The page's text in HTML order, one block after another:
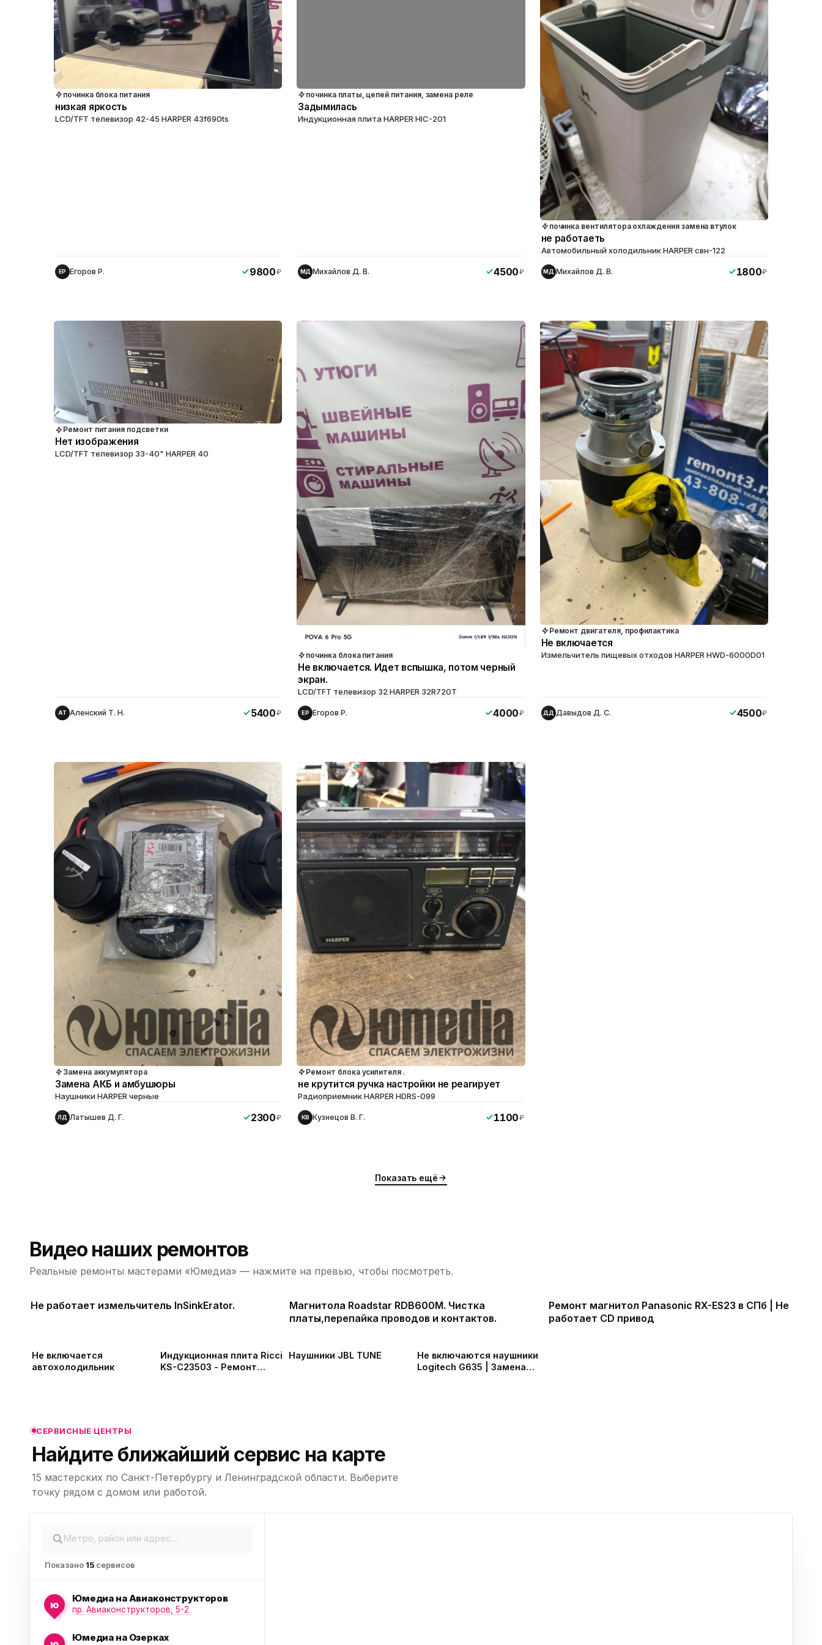
починка блока питания
низкая яркость
LCD/TFT телевизор 42-45 HARPER 43f690ts
ЕР Егоров Р. 9800₽
починка платы, цепей питания, замена реле
Задымилась
Индукционная плита HARPER HIC-201
МД Михайлов Д. В. 4500₽
починка вентилятора охлаждения замена втулок
не работаеть
Автомобильный холодильник HARPER свн-122
МД Михайлов Д. В. 1800₽
Ремонт питания подсветки
Нет изображения
LCD/TFT телевизор 33-40" HARPER 40
АТ Аленский Т. Н. 5400₽
починка блока питания
Не включается. Идет вспышка, потом черный
экран.
LCD/TFT телевизор 32 HARPER 32R720T
ЕР Егоров Р. 4000₽
Ремонт двигателя, профилактика
Не включается
Измельчитель пищевых отходов HARPER HWD-6000D01
ДД Давыдов Д. С. 4500₽
Замена аккумулятора
Замена АКБ и амбушюры
Наушники HARPER черные
ЛД Латышев Д. Г. 2300₽
Ремонт блока усилителя .
не крутится ручка настройки не реагирует
Радиоприемник HARPER HDRS-099
КВ Кузнецов В. Г. 1100₽
Показать ещё
Видео наших ремонтов
Реальные ремонты мастерами «Юмедиа» — нажмите на превью, чтобы посмотреть.
Не работает измельчитель InSinkErator.
Магнитола Roadstar RDB600M. Чистка
платы,перепайка проводов и контактов.
Ремонт магнитол Panasonic RX-ES23 в СПб | Не
работает CD привод
Не включается
автохолодильник
Индукционная плита Ricci
KS-C23503 - Ремонт
Наушники JBL TUNE
Не включаются наушники
Logitech G635 | Замена
СЕРВИСНЫЕ ЦЕНТРЫ
Найдите ближайший сервис на карте
15 мастерских по Санкт-Петербургу и Ленинградской области. Выберите
точку рядом с домом или работой.
Показано 15 сервисов
ю
Юмедиа на Авиаконструкторов
пр. Авиаконструкторов, 5-2
Юмедиа на Озерках
ю